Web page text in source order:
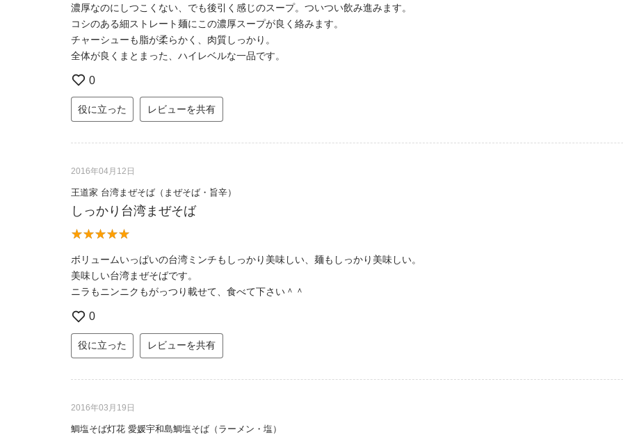
濃厚なのにしつこくない、でも後引く感じのスープ。ついつい飲み進みます。
コシのある細ストレート麺にこの濃厚スープが良く絡みます。
チャーシューも脂が柔らかく、肉質しっかり。
全体が良くまとまった、ハイレベルな一品です。
0
役に立った レビューを共有
2016年04月12日
王道家 台湾まぜそば（まぜそば・旨辛）
しっかり台湾まぜそば
ボリュームいっぱいの台湾ミンチもしっかり美味しい、麺もしっかり美味しい。
美味しい台湾まぜそばです。
ニラもニンニクもがっつり載せて、食べて下さい＾＾
0
役に立った レビューを共有
2016年03月19日
鯛塩そば灯花 愛媛宇和島鯛塩そば（ラーメン・塩）